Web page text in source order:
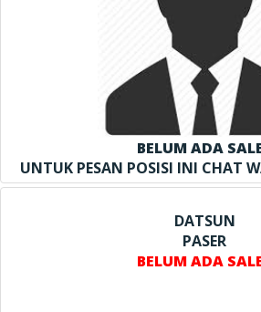
BELUM ADA
UNTUK PESAN POSISI INI CHAT
DATSUN
PASER
BELUM ADA